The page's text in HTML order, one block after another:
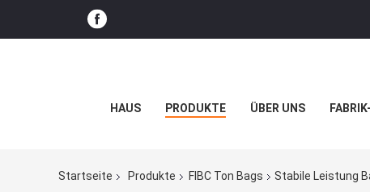
HAUS PRODUKTE ÜBER UNS
Startseite Produkte FIBC Ton Bags Stabile Leistung